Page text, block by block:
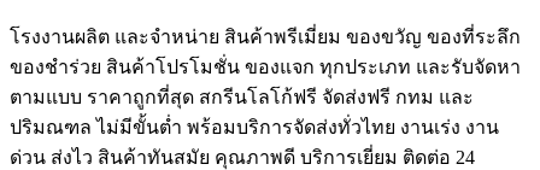
โรงงานผลิต และจำหน่าย สินค้าพรีเมี่ยม ของขวัญ ของที่ระลึก
ของชำร่วย สินค้าโปรโมชั่น ของแจก ทุกประเภท และรับจัดหา
ตามแบบ ราคาถูกที่สุด สกรีนโลโก้ฟรี จัดส่งฟรี กทม และ
ปริมณฑล ไม่มีขั้นต่ำ พร้อมบริการจัดส่งทั่วไทย งานเร่ง งาน
ด่วน ส่งไว สินค้าทันสมัย คุณภาพดี บริการเยี่ยม ติดต่อ 24